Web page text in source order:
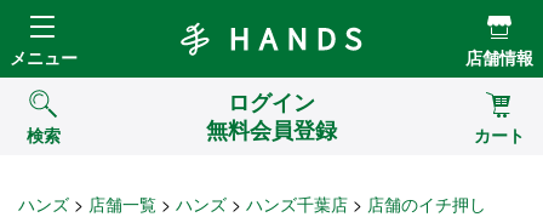
Hands ハンズ
メニュー 店舗情報
検索
ログイン
無料会員登録
カート
ハンズ 店舗一覧 ハンズ ハンズ千葉店 店舗のイチ押し